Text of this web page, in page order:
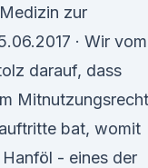
zur
· Wir vom
darauf, dass
bat, womit
- eines der